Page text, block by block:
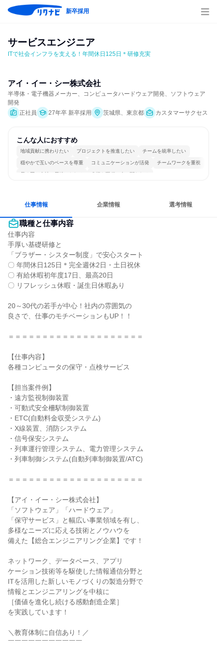
新卒採用
サービスエンジニア
ITで社会インフラを支える！年間休日125日＊研修充実
アイ・イー・シー株式会社
半導体・電子機器メーカー、コンピュータハードウェア開発、ソフトウェア
開発
正社員
27年卒 新卒採用 茨城県、東京都 カスタマーサクセス
こんな人におすすめ
地域貢献に携わりたい プロジェクトを推進したい チームを統率したい
穏やかで互いのペースを尊重 コミュニケーションが活発 チームワークを重視
長く同じ会社に居続けられる 多様な職種の人と関われる
仕事情報 企業情報 選考情報
職種と仕事内容
仕事内容
手厚い基礎研修と
「ブラザー・シスター制度」で安心スタート
〇 年間休日125日＊完全週休2日・土日祝休
〇 有給休暇初年度17日、最高20日
〇 リフレッシュ休暇・誕生日休暇あり
20～30代の若手が中心！社内の雰囲気の
良さで、仕事のモチベーションもUP！！
＝＝＝＝＝＝＝＝＝＝＝＝＝＝＝＝＝＝＝＝
【仕事内容】
各種コンピュータの保守・点検サービス
【担当案件例】
・遠方監視制御装置
・可動式安全柵駅制御装置
・ETC(自動料金収受システム)
・X線装置、消防システム
・信号保安システム
・列車運行管理システム、電力管理システム
・列車制御システム(自動列車制御装置/ATC)
＝＝＝＝＝＝＝＝＝＝＝＝＝＝＝＝＝＝＝＝
【アイ・イー・シー株式会社】
「ソフトウェア」「ハードウェア」
「保守サービス」と幅広い事業領域を有し、
多様なニーズに応える技術とノウハウを
備えた【総合エンジニアリング企業】です！
ネットワーク、データベース、アプリ
ケーション技術等を駆使した情報通信分野と
ITを活用した新しいモノづくりの製造分野で
情報とエンジニアリングを中核に
［価値を進化し続ける感動創造企業］
を実践しています！
＼教育体制に自信あり！／
￣￣￣￣￣￣￣￣￣￣￣